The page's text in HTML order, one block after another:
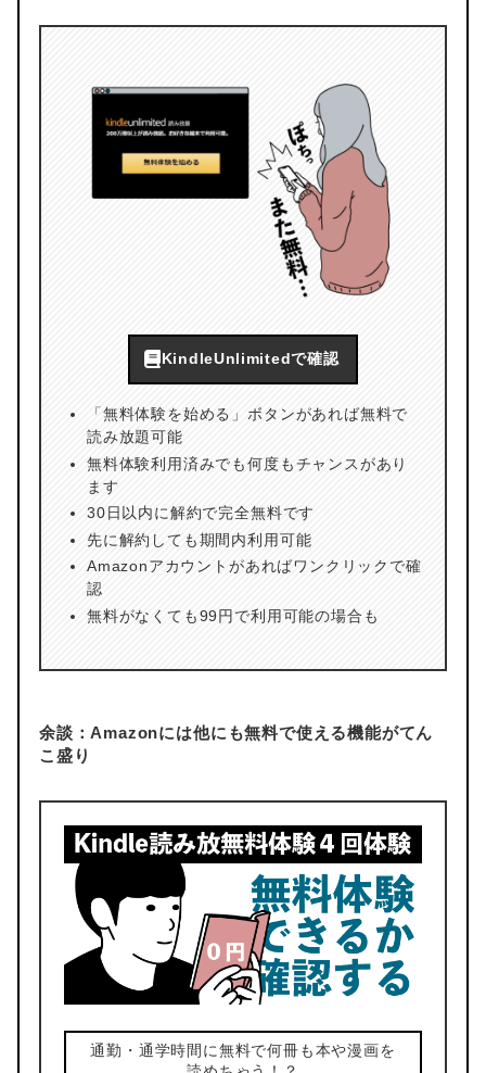
KindleUnlimitedで確認
「無料体験を始める」ボタンがあれば無料で
読み放題可能
無料体験利用済みでも何度もチャンスがあり
ます
30日以内に解約で完全無料です
先に解約しても期間内利用可能
Amazonアカウントがあればワンクリックで確
認
無料がなくても99円で利用可能の場合も
余談：Amazonには他にも無料で使える機能がてん
こ盛り
通勤・通学時間に無料で何冊も本や漫画を